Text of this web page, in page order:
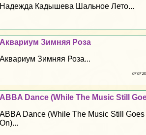
Надежда Кадышева Шальное Лето...
Аквариум Зимняя Роза
Аквариум Зимняя Роза...
07 07
ABBA Dance (While The Music Still
ABBA Dance (While The Music Still Goes
On)...